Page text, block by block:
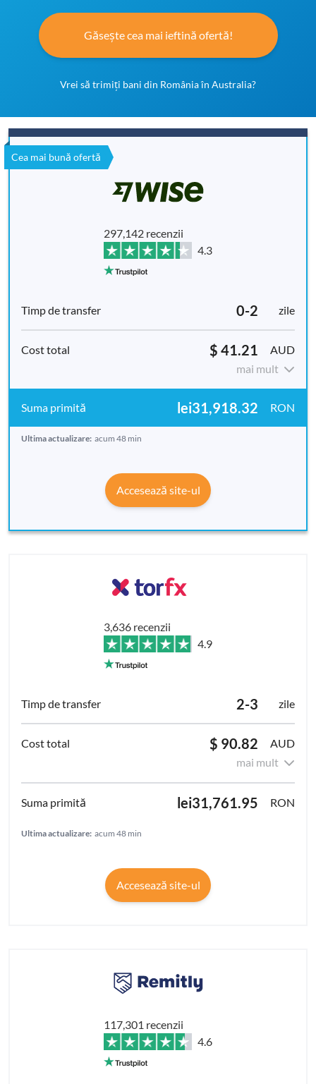
Găsește cea mai ieftină ofertă!
Vrei să trimiți bani din România în Australia?
Cea mai bună ofertă
297,142 recenzii
4.3
0-2 zile
$ 41.21
AUD
mai mult
lei31,918.32 RON
Ultima actualizare: acum 48 min
Accesează site-ul
3,636 recenzii
4.9
2-3 zile
$ 90.82
AUD
mai mult
lei31,761.95 RON
Ultima actualizare: acum 48 min
Accesează site-ul
117,301 recenzii
4.6